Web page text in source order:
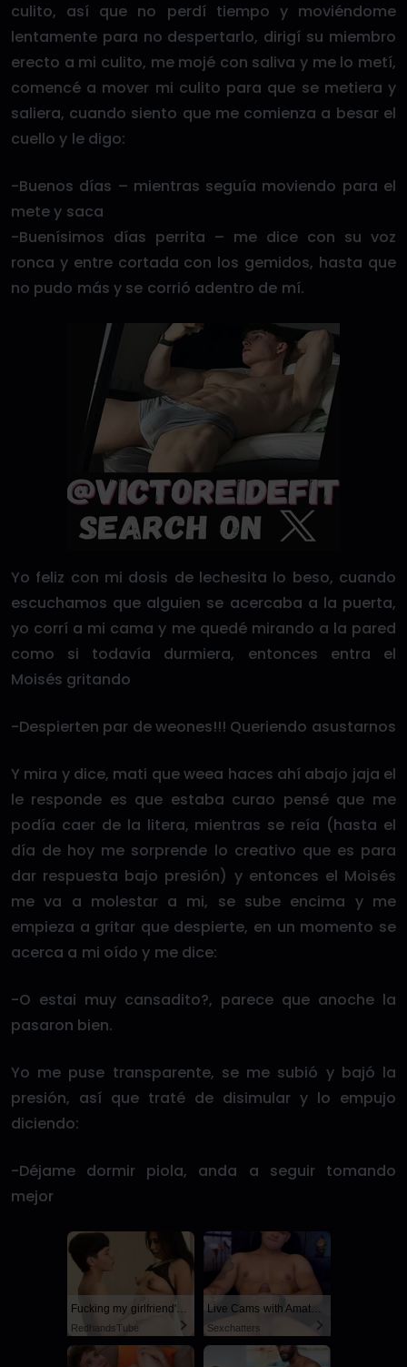
culito, así que no perdí tiempo y moviéndome
lentamente para no despertarlo, dirigí su miembro
erecto a mi culito, me mojé con saliva y me lo metí,
comencé a mover mi culito para que se metiera y
saliera, cuando siento que me comienza a besar el
cuello y le digo:
-Buenos días – mientras seguía moviendo para el
mete y saca
-Buenísimos días perrita – me dice con su voz
ronca y entre cortada con los gemidos, hasta que
no pudo más y se corrió adentro de mí.
Yo feliz con mi dosis de lechesita lo beso, cuando
escuchamos que alguien se acercaba a la puerta,
yo corrí a mi cama y me quedé mirando a la pared
como si todavía durmiera, entonces entra el
Moisés gritando
-Despierten par de weones!!! Queriendo asustarnos
Y mira y dice, mati que weea haces ahí abajo jaja el
le responde es que estaba curao pensé que me
podía caer de la litera, mientras se reía (hasta el
día de hoy me sorprende lo creativo que es para
dar respuesta bajo presión) y entonces el Moisés
me va a molestar a mi, se sube encima y me
empieza a gritar que despierte, en un momento se
acerca a mi oído y me dice:
-O estai muy cansadito?, parece que anoche la
pasaron bien.
Yo me puse transparente, se me subió y bajó la
presión, así que traté de disimular y lo empujo
diciendo:
-Déjame dormir piola, anda a seguir tomando
mejor
Fucking my girlfriend's hot mommy by mistake
RedhandsTube
Live Cams with Amateur Men
Sexchatters